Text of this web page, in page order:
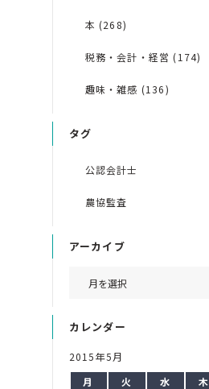
本 (268)
税務・会計・経営 (174)
趣味・雑感 (136)
タグ
公認会計士
農協監査
アーカイブ
カレンダー
2015年5月
月
火 水 木